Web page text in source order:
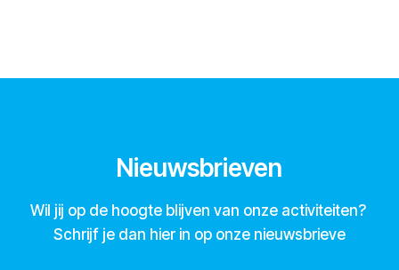
Nieuwsbrieven
Wil jij op de hoogte blijven van onze activiteiten?
Schrijf je dan hier in op onze nieuwsbrieve